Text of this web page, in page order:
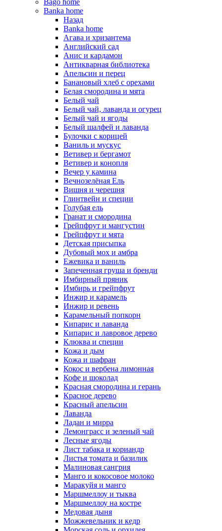
Bago home
Banka home
Назад
Banka home
Агава и хризантема
Английский сад
Анис и кардамон
Антикварная библиотека
Апельсин и перец
Банановый хлеб с орехами
Белая смородина и мята
Белый чай
Белый чай, лаванда и огурец
Белый чай и ягоды
Белый шалфей и лаванда
Булочки с корицей
Ваниль и мускус
Ветивер и бергамот
Ветивер и конопля
Вечер у камина
Вечнозелёная Ель
Вишня и черешня
Глинтвейн и специи
Голубая ель
Гранат и смородина
Грейпфрут и мангустин
Грейпфрут и мята
Детская присыпка
Дубовый мох и амбра
Ежевика и ваниль
Запеченная груша и бренди
Имбирный пряник
Имбирь и грейпфрут
Инжир и карамель
Инжир и ревень
Карамельный попкорн
Кипарис и лаванда
Кипарис и лавровое дерево
Клюква и специи
Кожа и дым
Кожа и шафран
Кокос и вербена лимонная
Кофе и шоколад
Красная смородина и герань
Красное дерево
Красный апельсин
Лаванда
Ладан и мирра
Лемонграсс и зеленый чай
Лесные ягоды
Лист табака и кориандр
Листья томата и базилик
Малиновая сангрия
Манго и кокосовое молоко
Маракуйя и манго
Маршмеллоу и тыква
Маршмеллоу на костре
Медовая дыня
Можжевельник и кедр